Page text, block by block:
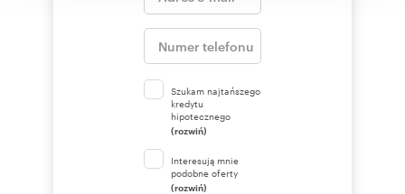
Szukam najtańszego
kredytu
hipotecznego
(rozwiń)
Interesują mnie
podobne oferty
(rozwiń)